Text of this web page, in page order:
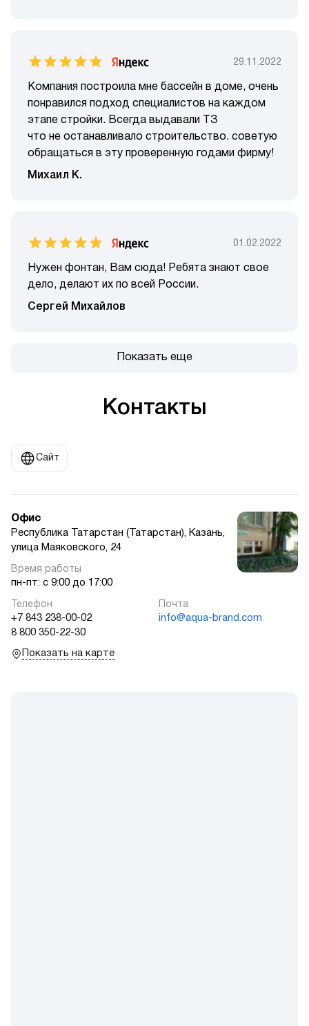
29.11.2022
Компания построила мне бассейн в доме, очень
понравился подход специалистов на каждом
этапе стройки. Всегда выдавали ТЗ
что не останавливало строительство. советую
обращаться в эту проверенную годами фирму!
Михаил К.
01.02.2022
Нужен фонтан, Вам сюда! Ребята знают свое
дело, делают их по всей России.
Сергей Михайлов
Показать еще
Контакты
Сайт
Офис
Республика Татарстан (Татарстан), Казань,
улица Маяковского, 24
пн-пт: с 9:00 до 17:00
+7 843 238-00-02
8 800 350-22-30
info@aqua-brand.com
Показать на карте